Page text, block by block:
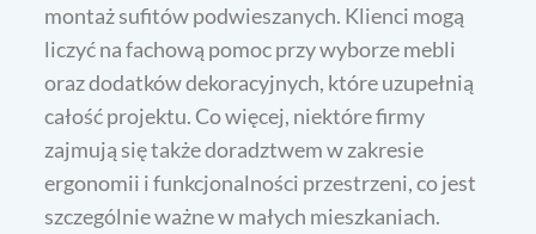
montaż sufitów podwieszanych. Klienci mogą
liczyć na fachową pomoc przy wyborze mebli
oraz dodatków dekoracyjnych, które uzupełnią
całość projektu. Co więcej, niektóre firmy
zajmują się także doradztwem w zakresie
ergonomii i funkcjonalności przestrzeni, co jest
szczególnie ważne w małych mieszkaniach.